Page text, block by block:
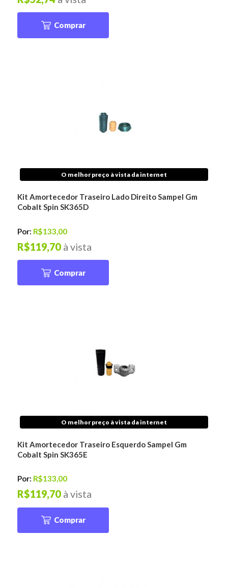
Comprar
O melhor preço à vista da internet
Kit Amortecedor Traseiro Lado Direito Sampel Gm
Cobalt Spin SK365D
Por: R$133,00
à vista
R$119,70
Comprar
O melhor preço à vista da internet
Kit Amortecedor Traseiro Esquerdo Sampel Gm
Cobalt Spin SK365E
Por: R$133,00
à vista
R$119,70
Comprar